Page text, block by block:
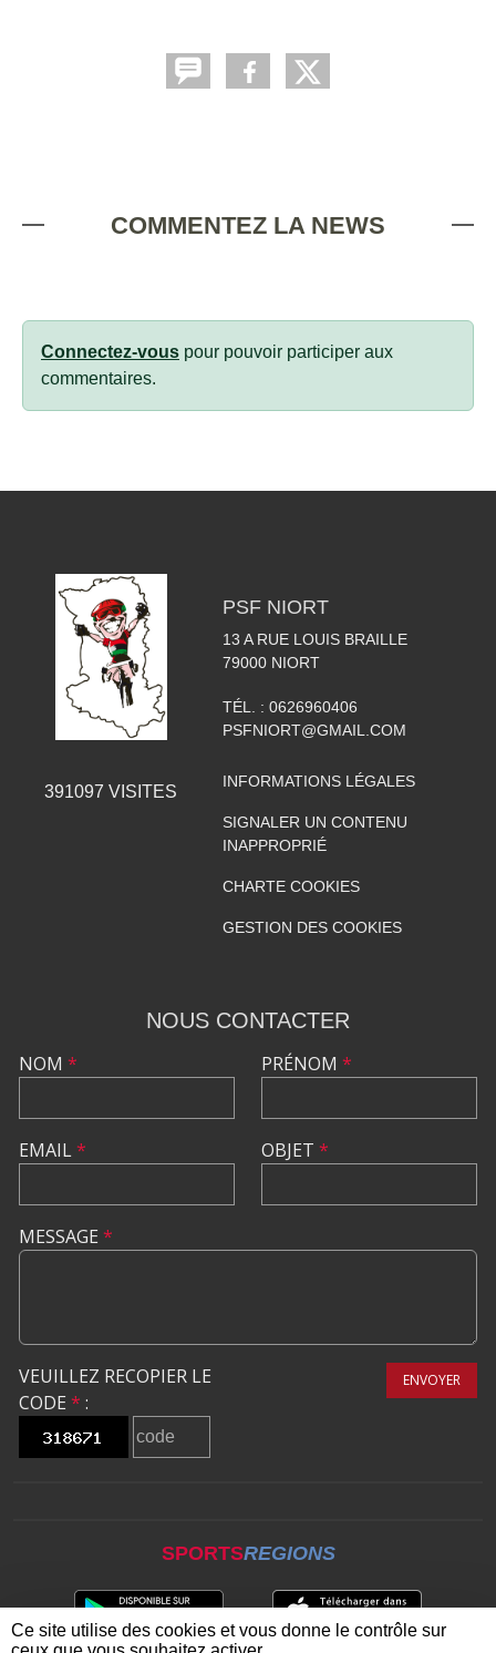
COMMENTEZ LA NEWS
Connectez-vous pour pouvoir participer aux
commentaires.
391097 VISITES
PSF NIORT
13 A RUE LOUIS BRAILLE
79000 NIORT
TÉL. : 0626960406
PSFNIORT@GMAIL.COM
INFORMATIONS LÉGALES
SIGNALER UN CONTENU
INAPPROPRIÉ
CHARTE COOKIES
GESTION DES COOKIES
NOUS CONTACTER
NOM *
EMAIL*
PRÉNOM *
OBJET *
MESSAGE *
VEUILLEZ RECOPIER LE
CODE * :
ENVOYER
SPORTSREGIONS
Ce site utilise des cookies et vous donne le contrôle sur